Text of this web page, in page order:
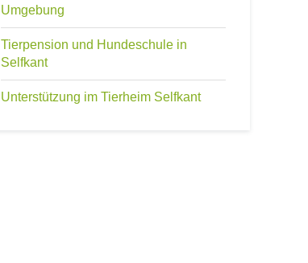
Umgebung
Tierpension und Hundeschule in
Selfkant
Unterstützung im Tierheim Selfkant